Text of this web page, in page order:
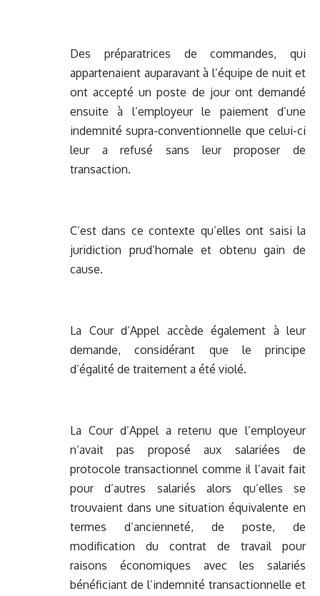
Des préparatrices de commandes, qui
appartenaient auparavant à l’équipe de nuit et
ont accepté un poste de jour ont demandé
ensuite à l’employeur le paiement d’une
indemnité supra-conventionnelle que celui-ci
leur a refusé sans leur proposer de
transaction.
C’est dans ce contexte qu’elles ont saisi la
juridiction prud’homale et obtenu gain de
cause.
La Cour d’Appel accède également à leur
demande, considérant que le principe
d’égalité de traitement a été violé.
La Cour d’Appel a retenu que l’employeur
n’avait pas proposé aux salariées de
protocole transactionnel comme il l’avait fait
pour d’autres salariés alors qu’elles se
trouvaient dans une situation équivalente en
termes d’ancienneté, de poste, de
modification du contrat de travail pour
raisons économiques avec les salariés
bénéficiant de l’indemnité transactionnelle et